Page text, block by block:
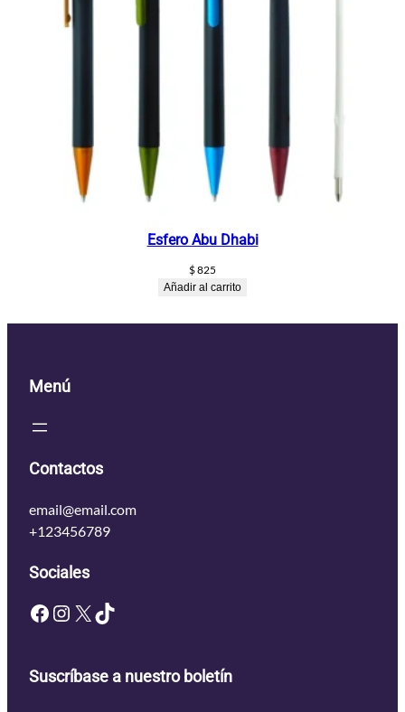
Esfero Abu Dhabi
$825
Añadir al carrito
Menú
Contactos
email@email.com
+123456789
Sociales
Facebook Instagram X TikTok
Suscríbase a nuestro boletín